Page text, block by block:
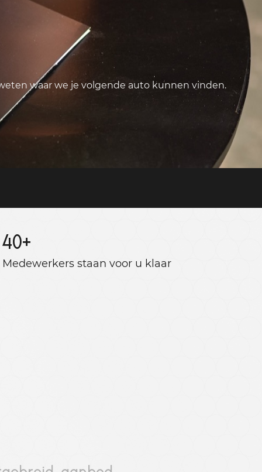
waar we je volgende auto kunnen vinden.
40+
Medewerkers staan ​​voor u klaar